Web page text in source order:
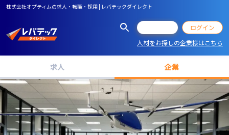
株式会社オプティムの求人・転職・採用 | レバテックダイレクト
ログイン
人材をお探しの企業様はこちら
求人 企業